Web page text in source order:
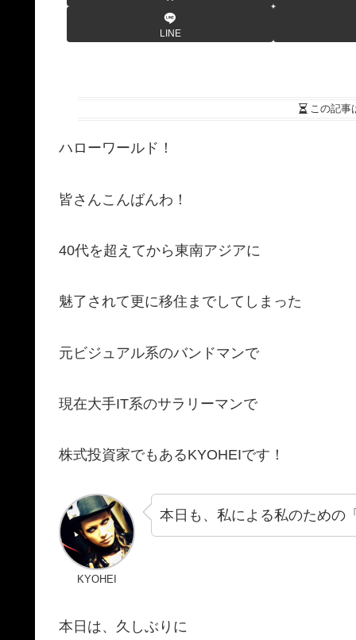
LINE
この記事
ハローワールド！
皆さんこんばんわ！
40代を超えてから東南アジアに
魅了されて更に移住までしてしまった
元ビジュアル系のバンドマンで
現在大手IT系のサラリーマンで
株式投資家でもあるKYOHEIです！
KYOHEI
本日も、私による私のための
本日は、久しぶりに